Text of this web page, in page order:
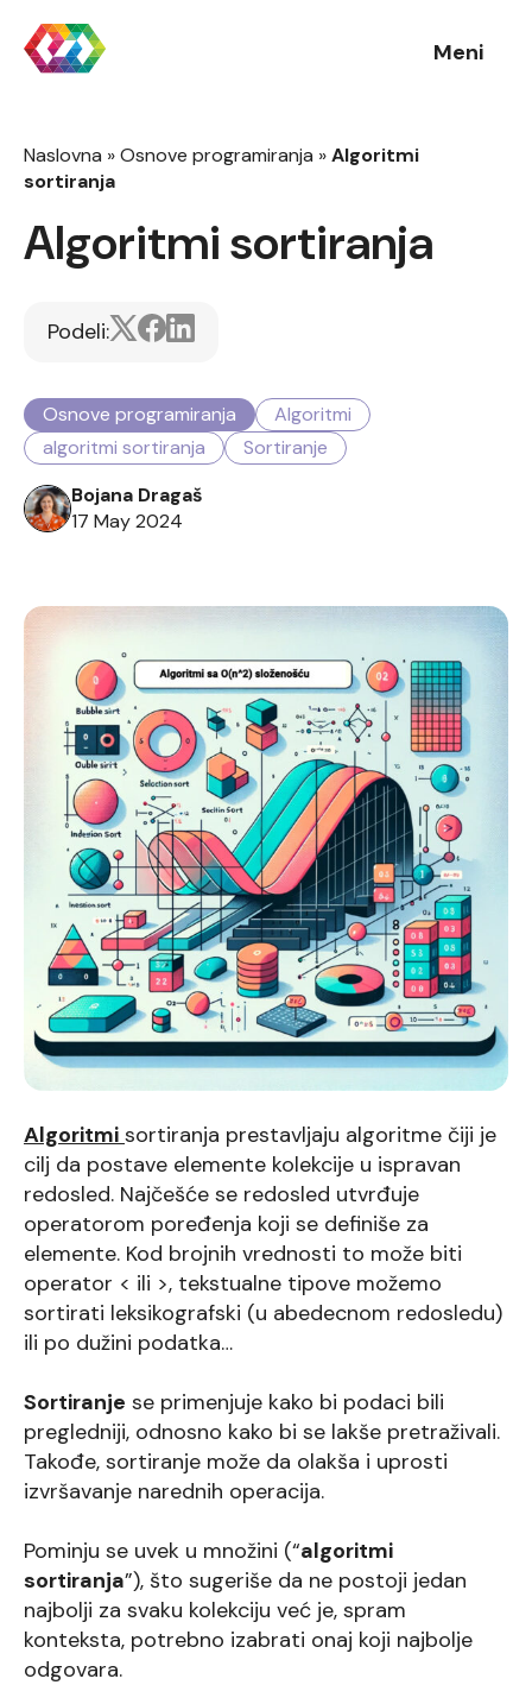
Meni
Naslovna »Osnove programiranja »Algoritmi
sortiranja
Algoritmi sortiranja
Podeli:
Osnove programiranja
Algoritmi
algoritmi sortiranja
Sortiranje
Bojana Dragaš
17 May 2024
Algoritmi sortiranja prestavljaju algoritme čiji je
cilj da postave elemente kolekcije u ispravan
redosled. Najčešće se redosled utvrđuje
operatorom poređenja koji se definiše za
elemente. Kod brojnih vrednosti to može biti
operator < ili >, tekstualne tipove možemo
sortirati leksikografski (u abedecnom redosledu)
ili po dužini podatka…
Sortiranje se primenjuje kako bi podaci bili
pregledniji, odnosno kako bi se lakše pretraživali.
Takođe, sortiranje može da olakša i uprosti
izvršavanje narednih operacija.
Pominju se uvek u množini (“algoritmi
sortiranja”), što sugeriše da ne postoji jedan
najbolji za svaku kolekciju već je, spram
konteksta, potrebno izabrati onaj koji najbolje
odgovara.